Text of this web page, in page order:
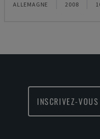
ALLEMAGNE 2008
INSCRIVEZ-